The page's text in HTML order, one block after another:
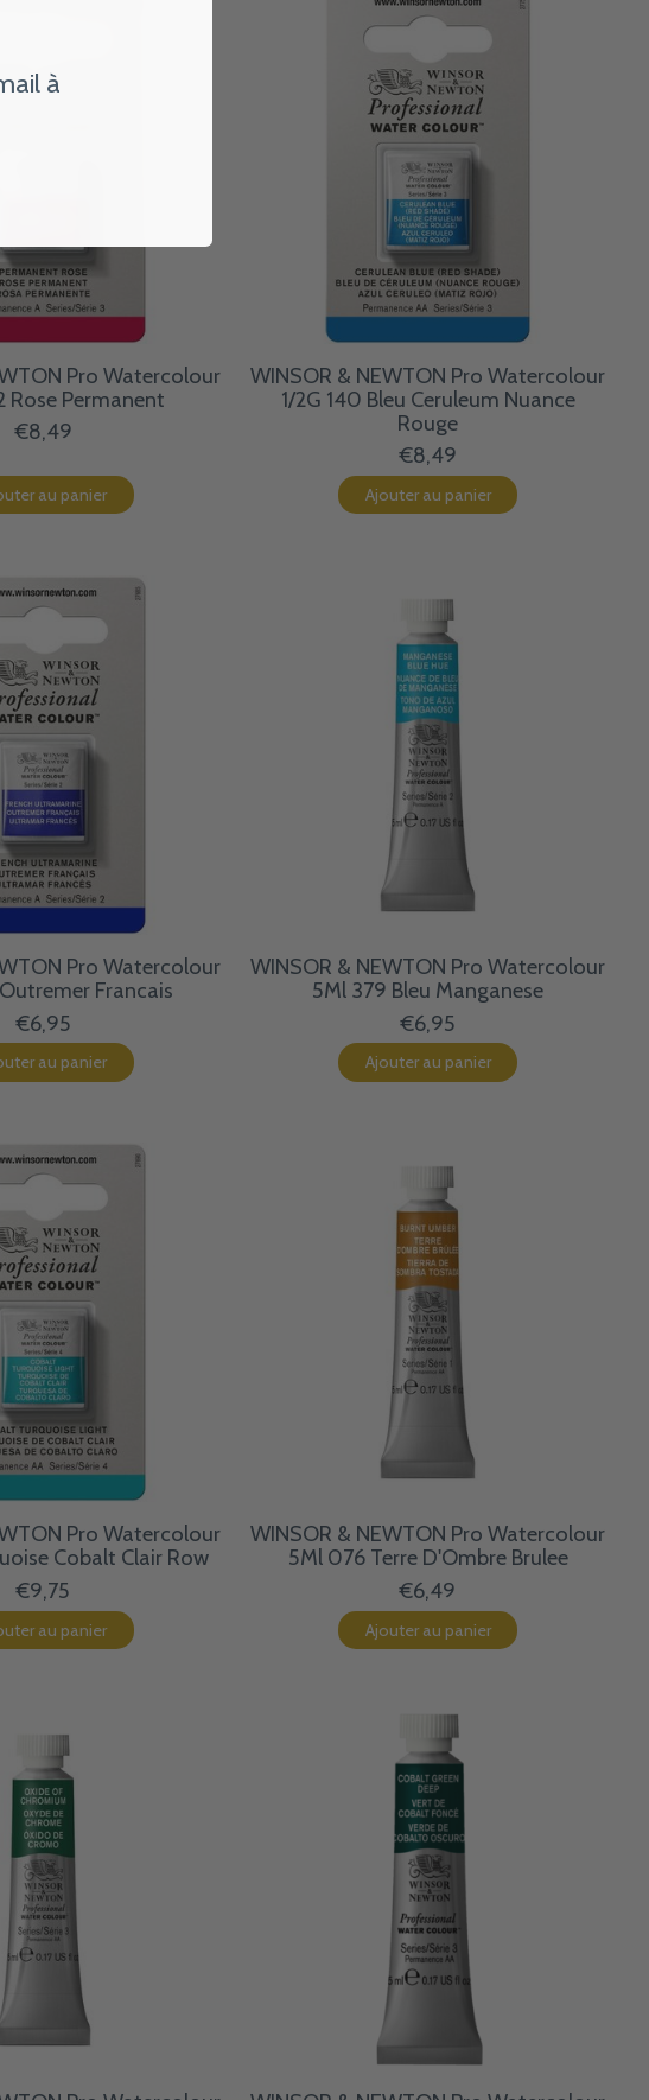
Pro Watercolour
Rose Permanent
€8,49
au panier
WINSOR & NEWTON Pro Watercolour
1/2G 140 Bleu Ceruleum Nuance
Rouge
€8,49
Ajouter au panier
Pro Watercolour
Francais
€6,95
au panier
WINSOR & NEWTON Pro Watercolour
5Ml 379 Bleu Manganese
€6,95
Ajouter au panier
Pro Watercolour
Cobalt Clair Row
€9,75
au panier
WINSOR & NEWTON Pro Watercolour
5Ml 076 Terre D'Ombre Brulee
€6,49
Ajouter au panier
à